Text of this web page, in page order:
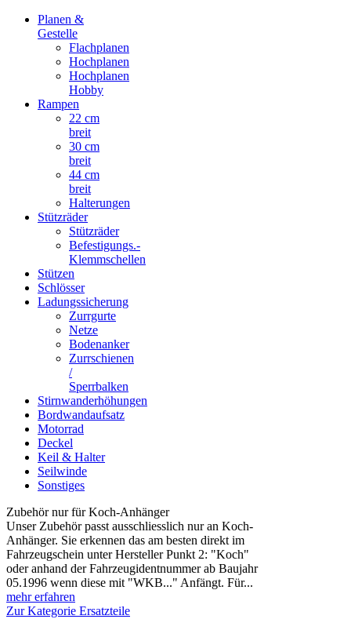
Planen &
Gestelle
Flachplanen
Hochplanen
Hochplanen
Hobby
Rampen
22 cm
breit
30 cm
breit
44 cm
breit
Halterungen
Stützräder
Stützräder
Befestigungs.-
Klemmschellen
Stützen
Schlösser
Ladungssicherung
Zurrgurte
Netze
Bodenanker
Zurrschienen
/
Sperrbalken
Stirnwanderhöhungen
Bordwandaufsatz
Motorrad
Deckel
Keil & Halter
Seilwinde
Sonstiges
Zubehör nur für Koch-Anhänger
Unser Zubehör passt ausschliesslich nur an Koch-
Anhänger. Sie erkennen das am besten direkt im
Fahrzeugschein unter Hersteller Punkt 2: "Koch"
oder anhand der Fahrzeugidentnummer ab Baujahr
05.1996 wenn diese mit "WKB..." Anfängt. Für...
mehr erfahren
Zur Kategorie Ersatzteile